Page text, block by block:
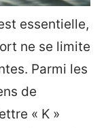
essentielle,
ne se limite
Parmi les
de
« K »